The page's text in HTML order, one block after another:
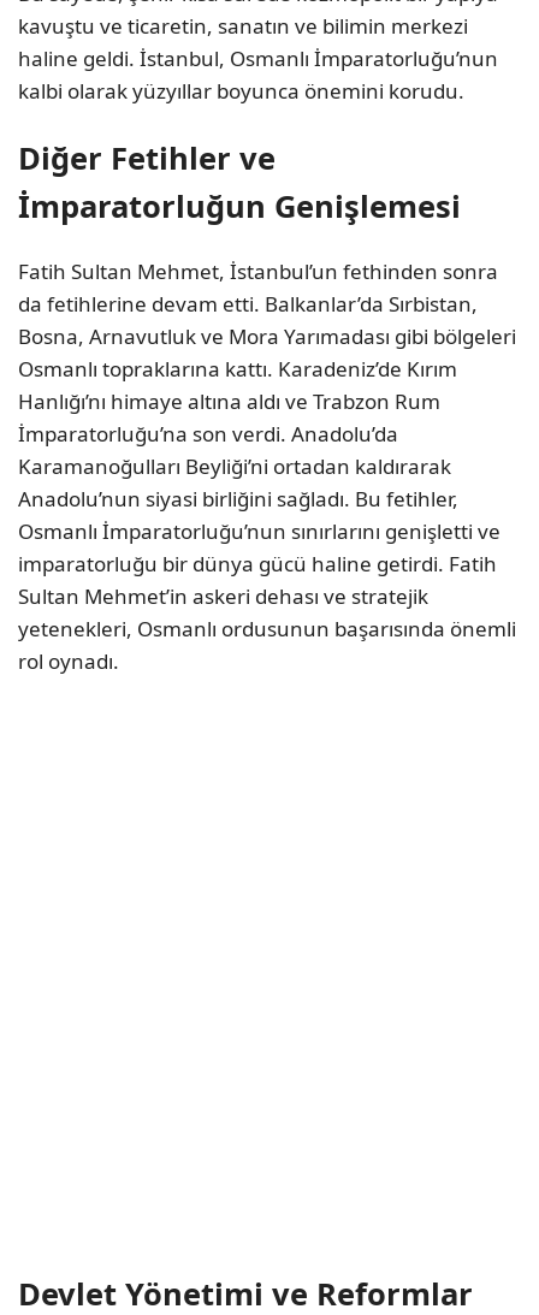
kavuştu ve ticaretin, sanatın ve bilimin merkezi
haline geldi. İstanbul, Osmanlı İmparatorluğu’nun
kalbi olarak yüzyıllar boyunca önemini korudu.
Diğer Fetihler ve
İmparatorluğun Genişlemesi
Fatih Sultan Mehmet, İstanbul’un fethinden sonra
da fetihlerine devam etti. Balkanlar’da Sırbistan,
Bosna, Arnavutluk ve Mora Yarımadası gibi bölgeleri
Osmanlı topraklarına kattı. Karadeniz’de Kırım
Hanlığı’nı himaye altına aldı ve Trabzon Rum
İmparatorluğu’na son verdi. Anadolu’da
Karamanoğulları Beyliği’ni ortadan kaldırarak
Anadolu’nun siyasi birliğini sağladı. Bu fetihler,
Osmanlı İmparatorluğu’nun sınırlarını genişletti ve
imparatorluğu bir dünya gücü haline getirdi. Fatih
Sultan Mehmet’in askeri dehası ve stratejik
yetenekleri, Osmanlı ordusunun başarısında önemli
rol oynadı.
Devlet Yönetimi ve Reformlar